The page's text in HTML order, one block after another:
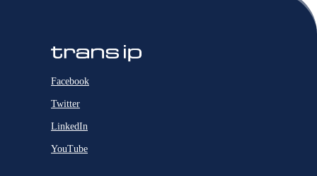
Facebook
Twitter
LinkedIn
YouTube